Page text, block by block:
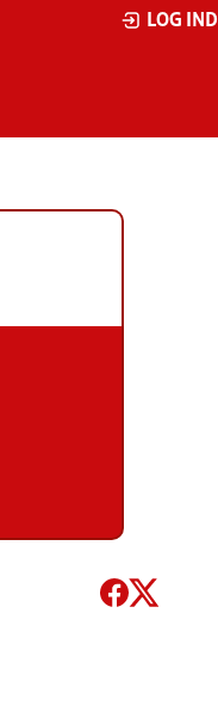
LOG IND